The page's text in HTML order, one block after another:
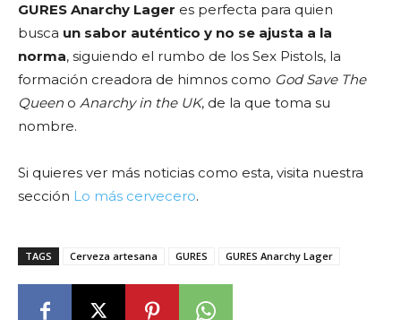
GURES Anarchy Lager es perfecta para quien
busca un sabor auténtico y no se ajusta a la
norma, siguiendo el rumbo de los Sex Pistols, la
formación creadora de himnos como God Save The
Queen o Anarchy in the UK, de la que toma su
nombre.
Si quieres ver más noticias como esta, visita nuestra
sección Lo más cervecero.
TAGS Cerveza artesana GURES GURES Anarchy Lager